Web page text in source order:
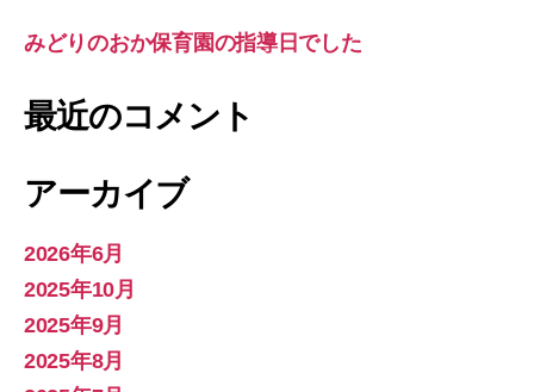
みどりのおか保育園の指導日でした
最近のコメント
アーカイブ
2026年6月
2025年10月
2025年9月
2025年8月